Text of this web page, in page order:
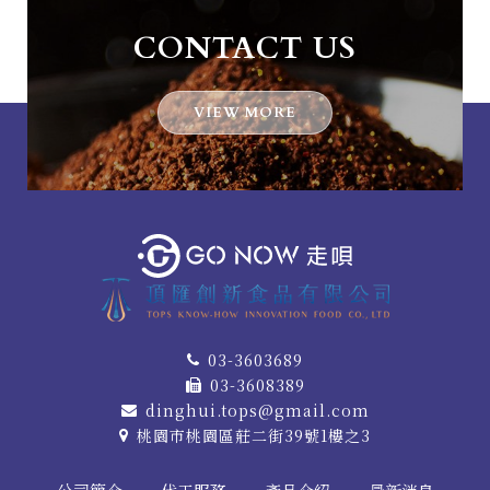
CONTACT US
VIEW MORE
03-3603689
03-3608389
dinghui.tops@gmail.com
桃園市桃園區莊二街39號1樓之3